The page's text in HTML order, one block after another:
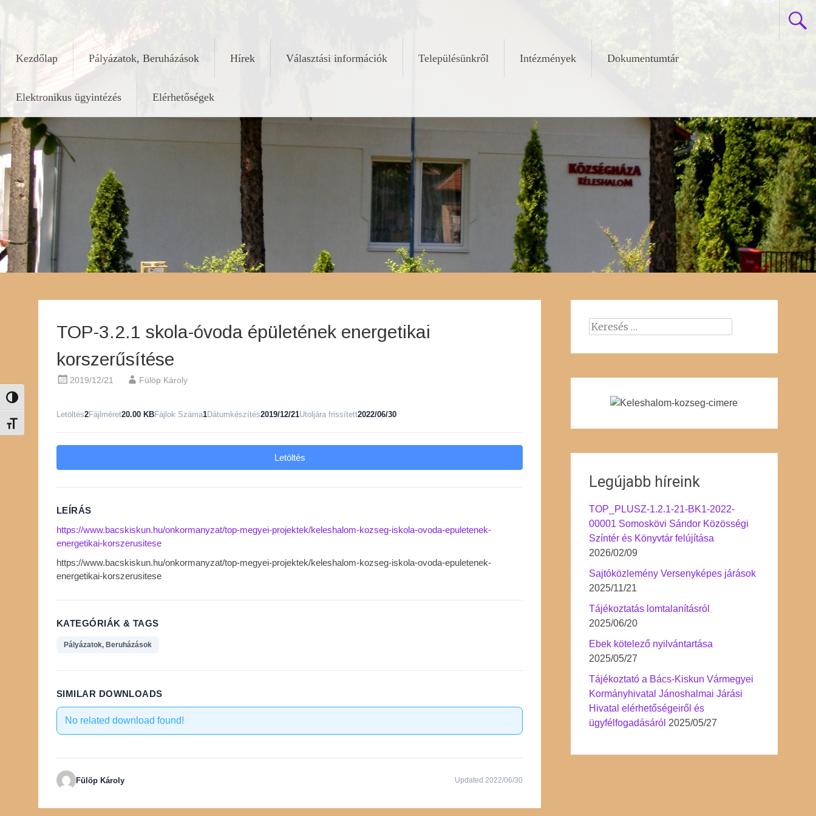
Nagy kontraszt váltása
Betűméret váltása
Kezdőlap Pályázatok, Beruházások Hírek Választási információk Településünkről Intézmények Dokumentumtár
Elektronikus ügyintézés Elérhetőségek
TOP-3.2.1 skola-óvoda épületének energetikai
korszerűsítése
2019/12/21 Fülöp Károly
Letöltés2Fájlméret20.00 KBFájlok Száma1Dátumkészítés2019/12/21Utoljára frissített2022/06/30
Letöltés
LEÍRÁS
https://www.bacskiskun.hu/onkormanyzat/top-megyei-projektek/keleshalom-kozseg-iskola-ovoda-epuletenek-
energetikai-korszerusitese
https://www.bacskiskun.hu/onkormanyzat/top-megyei-projektek/keleshalom-kozseg-iskola-ovoda-epuletenek-
energetikai-korszerusitese
KATEGÓRIÁK & TAGS
Pályázatok, Beruházások
SIMILAR DOWNLOADS
No related download found!
Fülöp Károly Updated 2022/06/30
Keresés:
Legújabb híreink
TOP_PLUSZ-1.2.1-21-BK1-2022-
00001 Somoskövi Sándor Közösségi
Színtér és Könyvtár felújítása
2026/02/09
Sajtóközlemény Versenyképes járások
2025/11/21
Tájékoztatás lomtalanításról
2025/06/20
Ebek kötelező nyilvántartása
2025/05/27
Tájékoztató a Bács-Kiskun Vármegyei
Kormányhivatal Jánoshalmai Járási
Hivatal elérhetőségeiről és
ügyfélfogadásáról 2025/05/27